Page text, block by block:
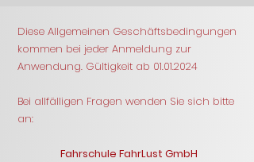
Diese Allgemeinen Geschäftsbedingungen
kommen bei jeder Anmeldung zur
Anwendung. Gültigkeit ab 01.01.2024
Bei allfälligen Fragen wenden Sie sich bitte
an:
Fahrschule FahrLust GmbH